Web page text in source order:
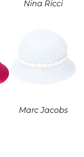
Nina Ricci
Marc Jacobs